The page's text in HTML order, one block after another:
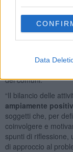
Data
e nella
continuare ad
periodo della
all’inattività.
campagna
dei comuni.
“Il bilancio delle
ampiamente
soggetti che, per
coinvolgere e
spunti di riflessione,
di approccio al